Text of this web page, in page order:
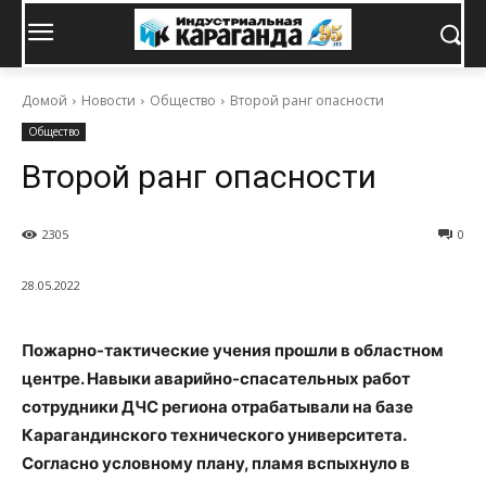
Домой Новости Общество Второй ранг опасности
Общество
Второй ранг опасности
0
2305
28.05.2022
Пожарно-тактические учения прошли в областном
центре. Навыки аварийно-спасательных работ
сотрудники ДЧС региона отрабатывали на базе
Карагандинского технического университета.
Согласно условному плану, пламя вспыхнуло в